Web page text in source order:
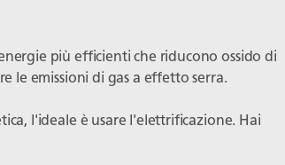
più efficienti che riducono ossido di
le emissioni di gas a effetto serra.
l'ideale è usare l'elettrificazione. Hai